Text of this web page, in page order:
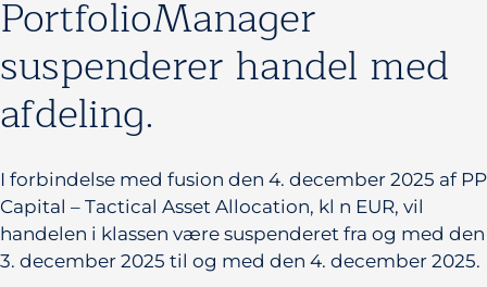
PortfolioManager
suspenderer handel med
afdeling.
I forbindelse med fusion den 4. december 2025 af PP
Capital – Tactical Asset Allocation, kl n EUR, vil
handelen i klassen være suspenderet fra og med den
3. december 2025 til og med den 4. december 2025.